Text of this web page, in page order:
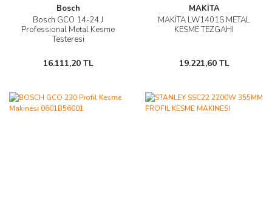
Bosch
Bosch GCO 14-24 J
Professional Metal Kesme
Testeresi
16.111,20 TL
MAKİTA
MAKİTA LW1401S METAL
KESME TEZGAHI
19.221,60 TL